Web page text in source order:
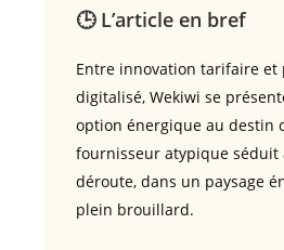
🕒 L’article en bref
Entre innovation tarifaire et
digitalisé, Wekiwi se
option énergique au destin
fournisseur atypique séduit
déroute, dans un paysage
plein brouillard.